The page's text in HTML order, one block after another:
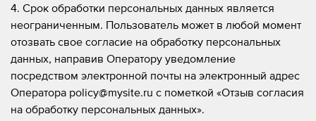
4. Срок обработки персональных данных является
неограниченным. Пользователь может в любой момент
отозвать свое согласие на обработку персональных
данных, направив Оператору уведомление
посредством электронной почты на электронный адрес
Оператора policy@mysite.ru с пометкой «Отзыв согласия
на обработку персональных данных».